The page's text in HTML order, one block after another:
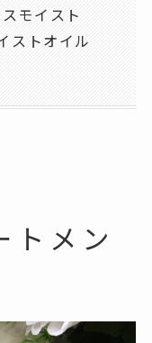
モイスト
ストオイル
トメン